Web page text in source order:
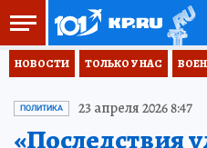
НОВОСТИ ТОЛЬКО У НАС
ПОЛИТИКА 23 апреля 2026 8:47
«Последствия